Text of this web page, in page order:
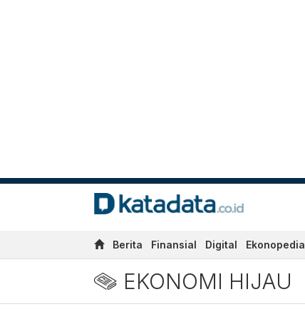
Berita Finansial Digital Ekonopedia
EKONOMI HIJAU